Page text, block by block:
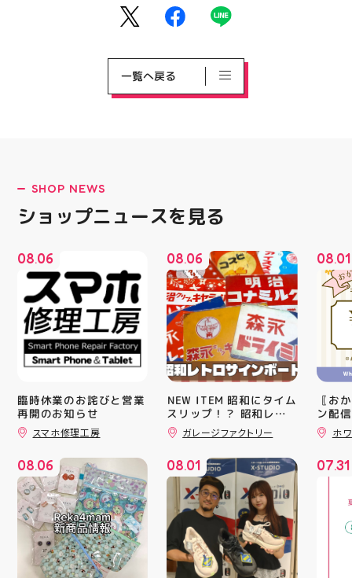
一覧へ戻る
SHOP NEWS
ショップニュースを見る
08.06
臨時休業のお詫びと営業
再開のお知らせ
スマホ修理工房
08.06
08.06
️NEW ITEM️ 昭和にタイム
スリップ！？ 昭和レト
ロサインボード大量入荷
しました！ 今回はお菓
お部屋に飾ればバッチグ
ー #昭和レトロ #アティ
郡山 #福島県 #郡山駅前
#郡山市
ガレージファクトリー
08.01
08.01
〖お
ン配
ッパ
￥
ーポ
ース
です
りの
ので
ホ
07.31